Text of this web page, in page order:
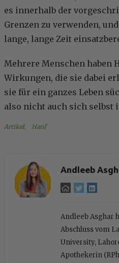
es innerhalb der
Grenzen zu verwenden,
lange, lange Zeit
Mehrere Menschen haben
Wirkungen, die sie dabei
sie für ein ganzes Leben
also nicht auch sich selbst
Artikel, Hanf
Andleeb
Andleeb Asghar
Abschluss vom
University,
Apothekerin